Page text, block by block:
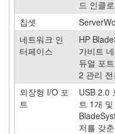
드 인클
칩셋
네트워크 인
터페이스
HP
가비트
듀얼 포
2 관리
외장형 I/O 포
트
USB 2.0
트 1개
저를 갖
VI
0
AMD
Opteron
T1
0
Sun